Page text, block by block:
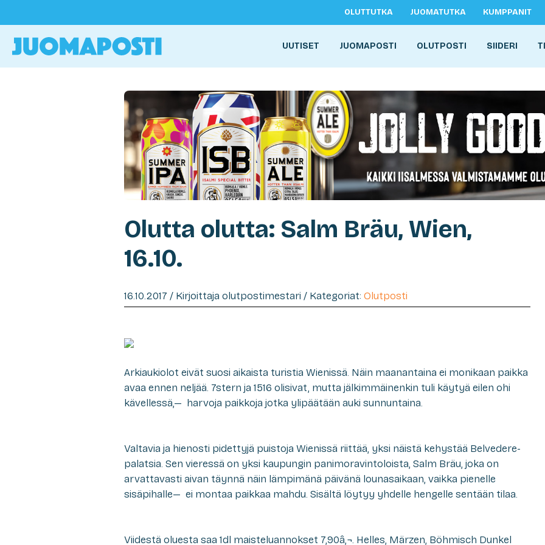
OLUTTUTKA JUOMATUTKA KUMPPANIT
UUTISET JUOMAPOSTI OLUTPOSTI SIIDERI
Olutta olutta: Salm Bräu, Wien,
16.10.
16.10.2017 / Kirjoittaja olutpostimestari / Kategoriat: Olutposti
Arkiaukiolot eivät suosi aikaista turistia Wienissä. Näin maanantaina ei monikaan paikka
avaa ennen neljää. 7stern ja 1516 olisivat, mutta jälkimmäinenkin tuli käytyä eilen ohi
kävellessä,— harvoja paikkoja jotka ylipäätään auki sunnuntaina.
Valtavia ja hienosti pidettyjä puistoja Wienissä riittää, yksi näistä kehystää Belvedere-
palatsia. Sen vieressä on yksi kaupungin panimoravintoloista, Salm Bräu, joka on
arvattavasti aivan täynnä näin lämpimänä päivänä lounasaikaan, vaikka pienelle
sisäpihalle— ei montaa paikkaa mahdu. Sisältä löytyy yhdelle hengelle sentään tilaa.
Viidestä oluesta saa 1dl maisteluannokset 7,90â‚¬. Helles, Märzen, Böhmisch Dunkel